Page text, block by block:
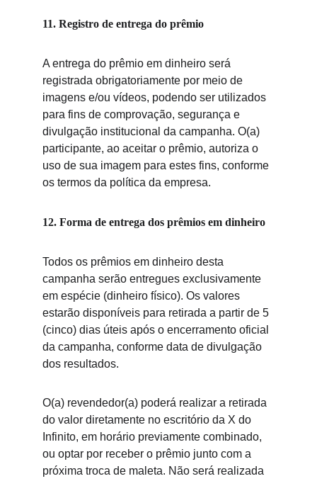
11. Registro de entrega do prêmio
A entrega do prêmio em dinheiro será
registrada obrigatoriamente por meio de
imagens e/ou vídeos, podendo ser utilizados
para fins de comprovação, segurança e
divulgação institucional da campanha. O(a)
participante, ao aceitar o prêmio, autoriza o
uso de sua imagem para estes fins, conforme
os termos da política da empresa.
12. Forma de entrega dos prêmios em dinheiro
Todos os prêmios em dinheiro desta
campanha serão entregues exclusivamente
em espécie (dinheiro físico). Os valores
estarão disponíveis para retirada a partir de 5
(cinco) dias úteis após o encerramento oficial
da campanha, conforme data de divulgação
dos resultados.
O(a) revendedor(a) poderá realizar a retirada
do valor diretamente no escritório da X do
Infinito, em horário previamente combinado,
ou optar por receber o prêmio junto com a
próxima troca de maleta. Não será realizada